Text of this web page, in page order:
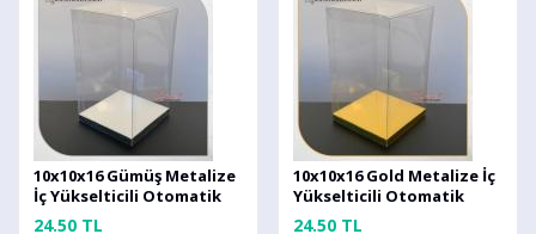
10x10x16 Gümüş Metalize
İç Yükselticili Otomatik
Asetat Kutu
24.50 TL
10x10x16 Gold Metalize İç
Yükselticili Otomatik
Asetat Kutu
24.50 TL